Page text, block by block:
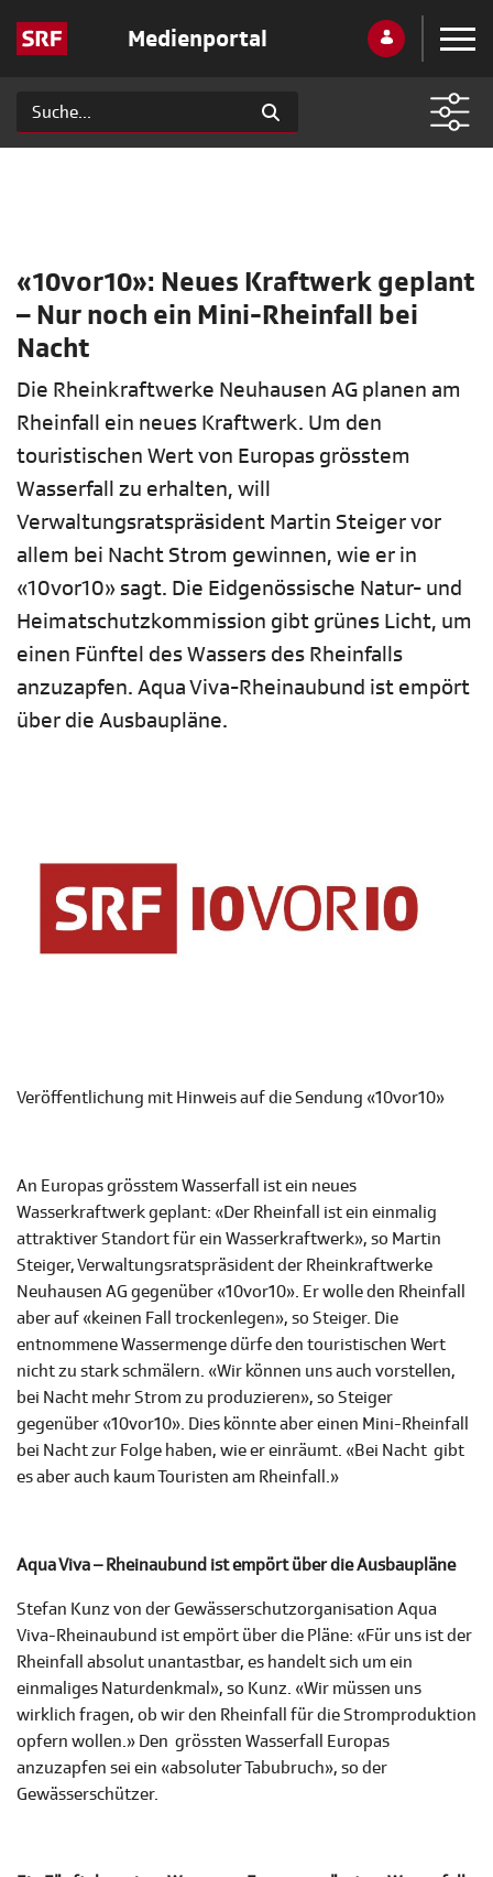
Medienportal
«10vor10»: Neues Kraftwerk geplant
– Nur noch ein Mini-Rheinfall bei
Nacht
Die Rheinkraftwerke Neuhausen AG planen am
Rheinfall ein neues Kraftwerk. Um den
touristischen Wert von Europas grösstem
Wasserfall zu erhalten, will
Verwaltungsratspräsident Martin Steiger vor
allem bei Nacht Strom gewinnen, wie er in
«10vor10» sagt. Die Eidgenössische Natur- und
Heimatschutzkommission gibt grünes Licht, um
einen Fünftel des Wassers des Rheinfalls
anzuzapfen. Aqua Viva-Rheinaubund ist empört
über die Ausbaupläne.
Veröffentlichung mit Hinweis auf die Sendung «10vor10»
An Europas grösstem Wasserfall ist ein neues
Wasserkraftwerk geplant: «Der Rheinfall ist ein einmalig
attraktiver Standort für ein Wasserkraftwerk», so Martin
Steiger, Verwaltungsratspräsident der Rheinkraftwerke
Neuhausen AG gegenüber «10vor10». Er wolle den Rheinfall
aber auf «keinen Fall trockenlegen», so Steiger. Die
entnommene Wassermenge dürfe den touristischen Wert
nicht zu stark schmälern. «Wir können uns auch vorstellen,
bei Nacht mehr Strom zu produzieren», so Steiger
gegenüber «10vor10». Dies könnte aber einen Mini-Rheinfall
bei Nacht zur Folge haben, wie er einräumt. «Bei Nacht gibt
es aber auch kaum Touristen am Rheinfall.»
Aqua Viva – Rheinaubund ist empört über die Ausbaupläne
Stefan Kunz von der Gewässerschutzorganisation Aqua
Viva-Rheinaubund ist empört über die Pläne: «Für uns ist der
Rheinfall absolut unantastbar, es handelt sich um ein
einmaliges Naturdenkmal», so Kunz. «Wir müssen uns
wirklich fragen, ob wir den Rheinfall für die Stromproduktion
opfern wollen.» Den grössten Wasserfall Europas
anzuzapfen sei ein «absoluter Tabubruch», so der
Gewässerschützer.